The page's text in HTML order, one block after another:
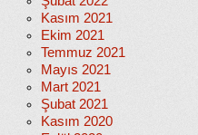
Kasım 2021
Ekim 2021
Temmuz 2021
Mayıs 2021
Mart 2021
Şubat 2021
Kasım 2020